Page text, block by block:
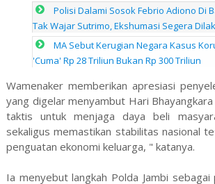
Polisi Dalami Sosok Febrio Adiono Di
Tak Wajar Sutrimo, Ekshumasi Segera
MA Sebut Kerugian Negara Kasus
'Cuma' Rp 28 Triliun Bukan Rp 300 Triliun
Wamenaker memberikan apresiasi
yang digelar menyambut Hari
taktis untuk menjaga daya beli
sekaligus memastikan stabilitas nasional
penguatan ekonomi keluarga, " katanya.
Ia menyebut langkah Polda Jambi